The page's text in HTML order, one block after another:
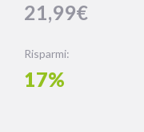
21,99€
Risparmi:
17%